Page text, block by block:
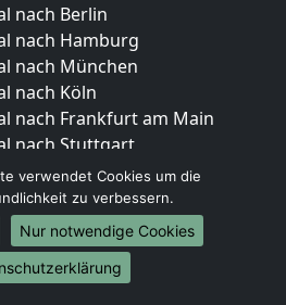
nach Berlin
nach Hamburg
nach München
nach Köln
nach Frankfurt am Main
nach Stuttgart
nach Düsseldorf
nach Leipzig
nach Dortmund
nach Essen
nach Bremen
verwendet Cookies um die
zu verbessern.
Nur notwendige Cookies